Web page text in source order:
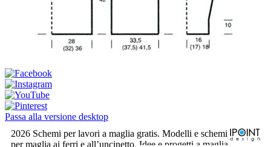
Passa alla versione desktop
2026 Schemi per lavori a maglia gratis. Modelli e schemi
per maglia ai ferri e all’uncinetto. Idee e progetti a maglia